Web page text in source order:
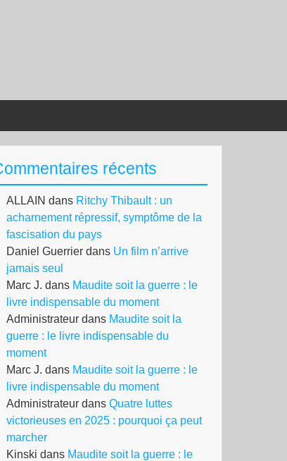
récents
ALLAIN dans Ritchy Thibault : un
acharnement répressif, symptôme de la
fascisation du pays
Daniel Guerrier dans Un film n’arrive
jamais seul
Marc J. dans Maudite soit la guerre : le
livre indispensable du moment
Administrateur dans Maudite soit la
guerre : le livre indispensable du
moment
Marc J. dans Maudite soit la guerre : le
livre indispensable du moment
Administrateur dans Quatre luttes
victorieuses en 2025 : pourquoi ça peut
marcher
Kinski dans Maudite soit la guerre : le